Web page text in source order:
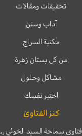
تحقيقات ومقالات
آداب وسنن
مكتبة السراج
من كل بستان زهرة
مشاكل وحلول
اختبر نفسك
كنز الفتاوىٰ
فتاوى سماحة السيد الخوئيره